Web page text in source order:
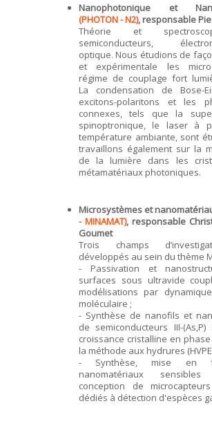
Nanophotonique et
(PHOTON - N2), responsable
Théorie et
semiconducteurs,
optique. Nous étudions de
et expérimentale les
régime de couplage fort
La condensation de Bose-
excitons-polaritons et les
connexes, tels que la
spinoptronique, le laser à
température ambiante, sont
travaillons également sur la
de la lumière dans les
métamatériaux photoniques.
Microsystèmes et
- MINAMAT), responsable
Goumet
Trois champs
développés au sein du thème
- Passivation et
surfaces sous ultravide
modélisations par
moléculaire ;
- Synthèse de nanofils et
de semiconducteurs III-
croissance cristalline en
la méthode aux hydrures
- Synthèse, mise en
nanomatériaux
conception de
dédiés à détection d'espèces